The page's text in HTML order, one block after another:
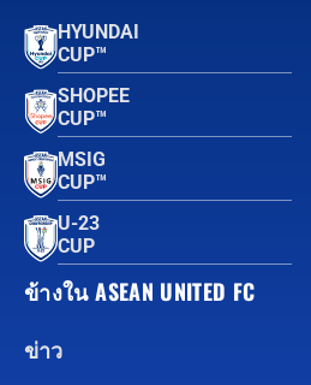
HYUNDAI
CUP™
SHOPEE
CUP™
MSIG
CUP™
U-23
CUP
ข้างใน ASEAN UNITED FC
ข่าว